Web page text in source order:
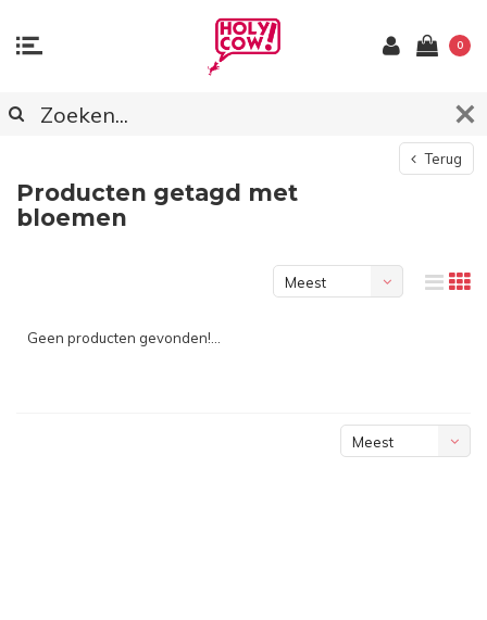
0
Terug
Producten getagd met
bloemen
Meest
Geen producten gevonden!...
Meest